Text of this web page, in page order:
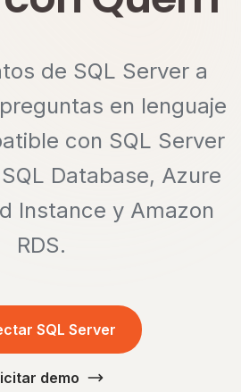
de SQL Server a
en lenguaje
con SQL Server
Database, Azure
Instance y Amazon
RDS.
SQL Server
demo